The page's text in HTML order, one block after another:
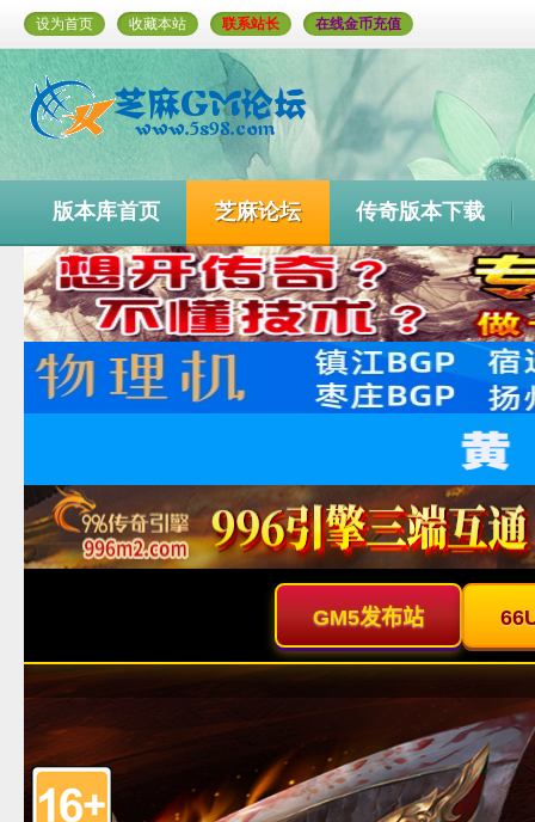
设为首页 收藏本站 联系站长 在线金币充值
版本库首页 芝麻论坛 传奇版本下载